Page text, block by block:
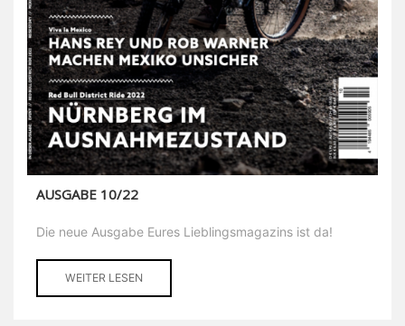
AUSGABE 10/22
Die neue Ausgabe Eures Lieblingsmagazins ist da!
WEITER LESEN